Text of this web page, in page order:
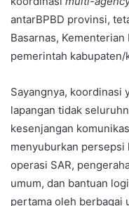
antarBPBD provinsi,
Basarnas,
pemerintah kabupaten/
Sayangnya, koordinasi
lapangan tidak
kesenjangan
menyuburkan persepsi
operasi SAR,
umum, dan bantuan
pertama oleh berbagai